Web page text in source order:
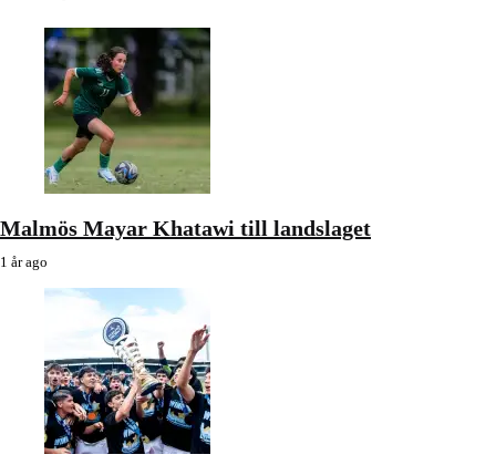
Malmös Mayar Khatawi till landslaget
1 år ago